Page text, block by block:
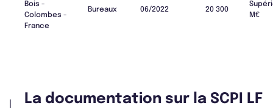
Bois -
Colombes -
France
Bureaux 06/2022 20 300
M€
La documentation sur la SCPI LF